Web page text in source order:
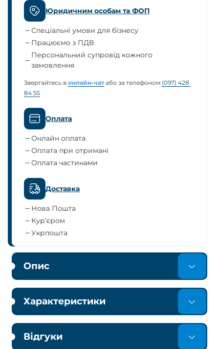
Юридичним особам та ФОП
Спеціальні умови для бізнесу
Працюємо з ПДВ
Персональний супровід кожного
замовлення
Звертайтесь в онлайн-чат або за телефоном (097) 428
84 55
Оплата
Онлайн оплата
Оплата при отримані
Оплата частинами
Доставка
Нова Пошта
Кур’єром
Укрпошта
Опис
Характеристики
Відгуки